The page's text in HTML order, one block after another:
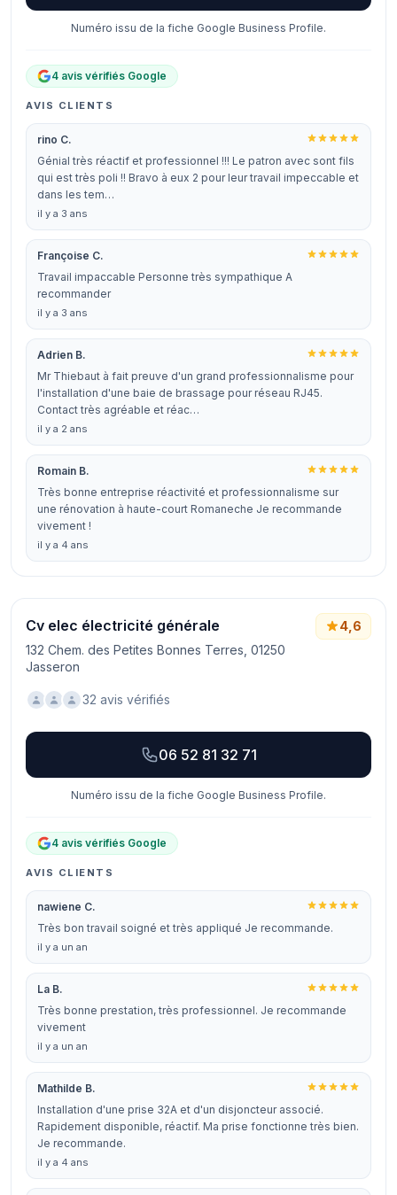
Numéro issu de la fiche Google Business Profile.
4 avis vérifiés Google
AVIS CLIENTS
rino C.
Génial très réactif et professionnel !!! Le patron avec sont fils
qui est très poli !! Bravo à eux 2 pour leur travail impeccable et
dans les tem…
il y a 3 ans
Françoise C.
Travail impaccable Personne très sympathique A
recommander
il y a 3 ans
Adrien B.
Mr Thiebaut à fait preuve d'un grand professionnalisme pour
l'installation d'une baie de brassage pour réseau RJ45.
Contact très agréable et réac…
il y a 2 ans
Romain B.
Très bonne entreprise réactivité et professionnalisme sur
une rénovation à haute-court Romaneche Je recommande
vivement !
il y a 4 ans
Cv elec électricité générale
132 Chem. des Petites Bonnes Terres, 01250
Jasseron
4,6
32 avis vérifiés
06 52 81 32 71
Numéro issu de la fiche Google Business Profile.
4 avis vérifiés Google
AVIS CLIENTS
nawiene C.
Très bon travail soigné et très appliqué Je recommande.
il y a un an
La B.
Très bonne prestation, très professionnel. Je recommande
vivement
il y a un an
Mathilde B.
Installation d'une prise 32A et d'un disjoncteur associé.
Rapidement disponible, réactif. Ma prise fonctionne très bien.
Je recommande.
il y a 4 ans